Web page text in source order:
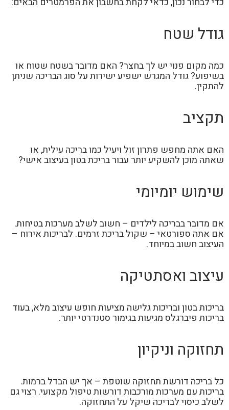
גודל שטח
כמה מקום פנוי יש לך בחצר? האם מדובר בשטח שטוח או
בשיפוע? גודל המגרש ישפיע ישירות על סוג הבריכה שניתן
להתקין.
תקציב
האם אתה מחפש פתרון זול ויעיל כמו בריכה עילית, או
שאתה מוכן להשקיע יותר עבור בריכת בטון בעיצוב אישי?
שימוש יומיומי
אם מדובר בבריכה לילדים – חשוב לשלב מערכות בטיחות.
אם אתה ספורטאי – שקול בריכת זרמים. לבריכות אירוח –
העיצוב חשוב במיוחד.
עיצוב ואסתטיקה
בריכות בטון ובריכות גלישה מציעות חופש עיצוב מלא, בעוד
בריכות פיברגלס מגיעות בגימור סטנדרטי יותר.
תחזוקה וניקיון
כל בריכה דורשת תחזוקה שוטפת – אך יש הבדל ברמות.
בריכות עם מערכות מורכבות דורשות טיפול מקצועי. רצוי גם
לשלב כיסוי לבריכה שיקל על התחזוקה.